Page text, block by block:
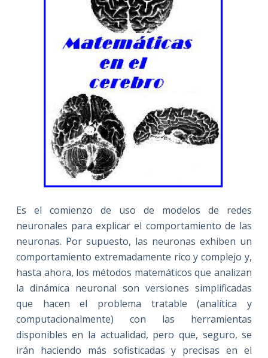
Es el comienzo de uso de modelos de redes
neuronales para explicar el comportamiento de las
neuronas. Por supuesto, las neuronas exhiben un
comportamiento extremadamente rico y complejo y,
hasta ahora, los métodos matemáticos que analizan
la dinámica neuronal son versiones simplificadas
que hacen el problema tratable (analítica y
computacionalmente) con las herramientas
disponibles en la actualidad, pero que, seguro, se
irán haciendo más sofisticadas y precisas en el